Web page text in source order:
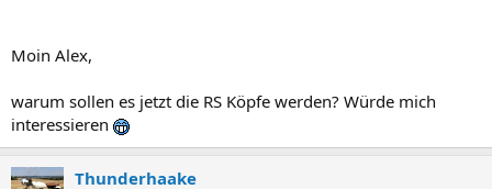
sondern quasi volle Hütte*.
* volle Hütte im "vernünftigen" Rahmen.Sprich 1043/1070ccm, DZ,
bearbeitete Köpfe mit größeren Ventilen etc, andere NW. Sowas
Moin Alex,
warum sollen es jetzt die RS Köpfe werden? Würde mich
interessieren
Thunderhaake